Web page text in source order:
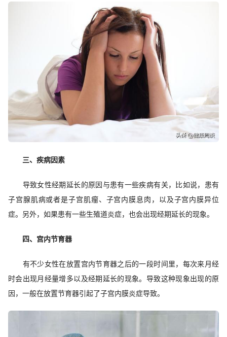
三、疾病因素
导致女性经期延长的原因与患有一些疾病有关，比如说，患有
子宫腺肌病或者是子宫肌瘤、子宫内膜息肉，以及子宫内膜异位
症。另外，如果患有一些生殖道炎症，也会出现经期延长的现象。
四、宫内节育器
有不少女性在放置宫内节育器之后的一段时间里，每次来月经
时会出现月经量增多以及经期延长的现象。导致这种现象出现的原
因，一般在放置节育器引起了子宫内膜炎症导致。